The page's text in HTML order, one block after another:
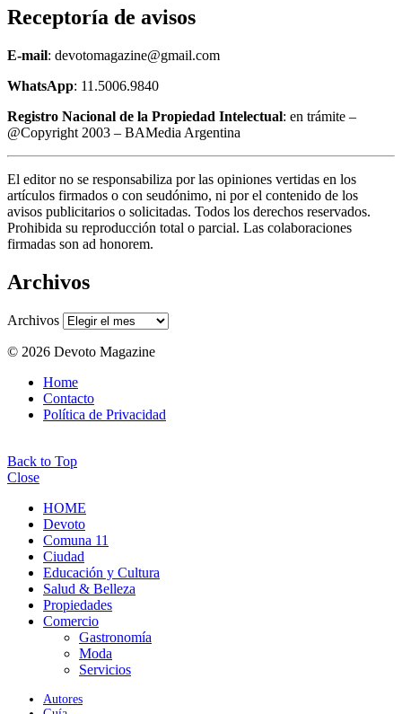
Receptoría de avisos
E-mail: devotomagazine@gmail.com
WhatsApp: 11.5006.9840
Registro Nacional de la Propiedad Intelectual: en trámite –
@Copyright 2003 – BAMedia Argentina
El editor no se responsabiliza por las opiniones vertidas en los
artículos firmados o con seudónimo, ni por el contenido de los
avisos publicitarios o solicitadas. Todos los derechos reservados.
Prohibida su reproducción total o parcial. Las colaboraciones
firmadas son ad honorem.
Archivos
Archivos
© 2026 Devoto Magazine
Home
Contacto
Política de Privacidad
Back to Top
Close
HOME
Devoto
Comuna 11
Ciudad
Educación y Cultura
Salud & Belleza
Propiedades
Comercio
Gastronomía
Moda
Servicios
Autores